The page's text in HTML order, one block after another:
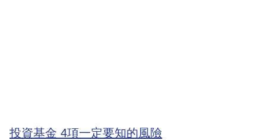
投資基金 4項一定要知的風險